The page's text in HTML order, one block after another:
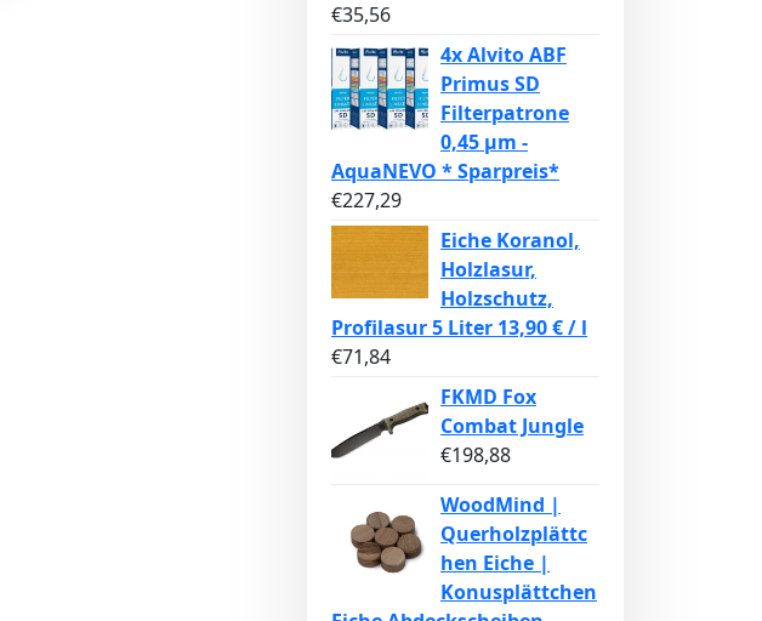
€35,56
4x Alvito ABF
Primus SD
Filterpatrone
0,45 µm -
AquaNEVO * Sparpreis*
€227,29
Eiche Koranol,
Holzlasur,
Holzschutz,
Profilasur 5 Liter 13,90 € / l
€71,84
FKMD Fox
Combat Jungle
€198,88
WoodMind |
Querholzplättc
hen Eiche |
Konusplättchen